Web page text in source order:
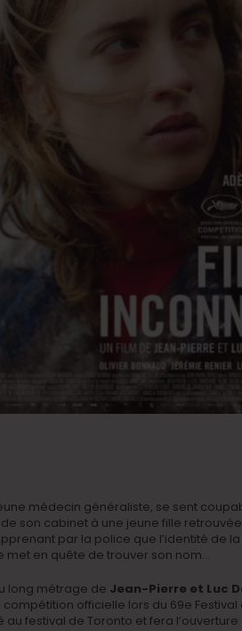
médecin généraliste, se sent
son cabinet à une jeune fille
par la police que l’identité de
met en quête de trouver son nom…
long métrage de Jean-Pierre et Luc
officielle lors du 69e Festival
festival de Toronto et fera l’ouverture